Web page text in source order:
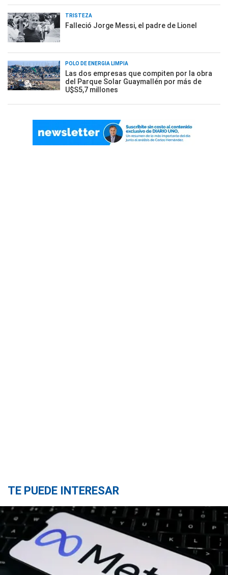
TRISTEZA
Falleció Jorge Messi, el padre de Lionel
POLO DE ENERGÍA LIMPIA
Las dos empresas que compiten por la obra
del Parque Solar Guaymallén por más de
U$S5,7 millones
TE PUEDE INTERESAR